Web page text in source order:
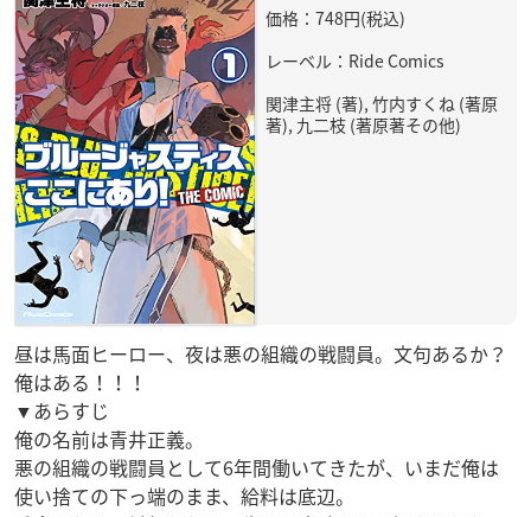
価格：748円(税込)
レーベル：Ride Comics
関津主将 (著), 竹内すくね (著原
著), 九二枝 (著原著その他)
昼は馬面ヒーロー、夜は悪の組織の戦闘員。文句あるか？
俺はある！！！
▼あらすじ
俺の名前は青井正義。
悪の組織の戦闘員として6年間働いてきたが、いまだ俺は
使い捨ての下っ端のまま、給料は底辺。